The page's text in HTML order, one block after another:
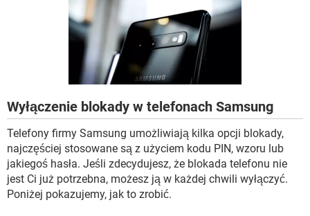
FACEBOOK
Wyłączenie blokady w telefonach Samsung
Telefony firmy Samsung umożliwiają kilka opcji blokady,
najczęściej stosowane są z użyciem kodu PIN, wzoru lub
jakiegoś hasła. Jeśli zdecydujesz, że blokada telefonu nie
jest Ci już potrzebna, możesz ją w każdej chwili wyłączyć.
Poniżej pokazujemy, jak to zrobić.